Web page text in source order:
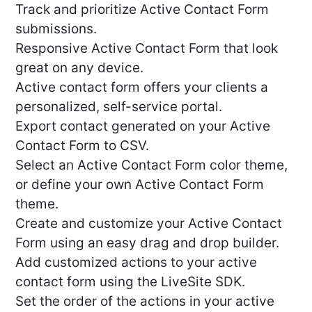
Track and prioritize Active Contact Form
submissions.
Responsive Active Contact Form that look
great on any device.
Active contact form offers your clients a
personalized, self-service portal.
Export contact generated on your Active
Contact Form to CSV.
Select an Active Contact Form color theme,
or define your own Active Contact Form
theme.
Create and customize your Active Contact
Form using an easy drag and drop builder.
Add customized actions to your active
contact form using the LiveSite SDK.
Set the order of the actions in your active